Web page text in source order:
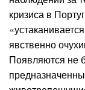
кризиса в
явственно
Появляются не